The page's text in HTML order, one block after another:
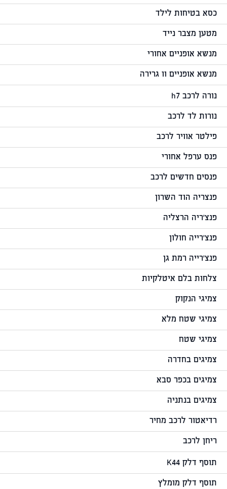
כסא בטיחות לילד
מטען מצבר נייד
מנשא אופניים אחורי
מנשא אופניים וו גרירה
נורה לרכב h7
נורות לד לרכב
פילטר אוויר לרכב
פנס ערפל אחורי
פנסים חדשים לרכב
פנצריה הוד השרון
פנצ'ריה הרצליה
פנצ'רייה חולון
פנצ'רייה רמת גן
צלחות בלם איטלקיות
צמיגי הנקוק
צמיגי שטח מלא
צמיגי שטח
צמיגים בחדרה
צמיגים בכפר סבא
צמיגים בנתניה
רדיאטור לרכב מחיר
ריחן לרכב
תוסף דלק K44
תוסף דלק מומלץ